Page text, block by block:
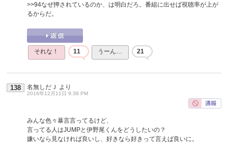
>>94なぜ押されているのか、は明白だろ。番組に出せば視聴率が上が
るからだ。
それな！ 11 うーん… 21
138 名無しだＪ より
2016年12月11日 9:38 PM
みんな色々暴言言ってるけど、
言ってる人はJUMPと伊野尾くんをどうしたいの？
嫌いなら見なければ良いし、好きなら好きって言えば良いに。